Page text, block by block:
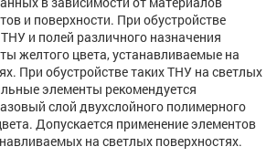
и поверхности. При обустройстве
и полей различного назначения
желтого цвета, устанавливаемые на
При обустройстве таких ТНУ на светлых
элементы рекомендуется
слой двухслойного полимерного
Допускается применение элементов
на светлых поверхностях.